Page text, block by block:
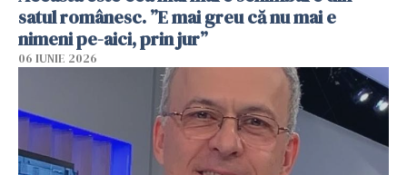
satul românesc. ”E mai greu că nu mai e
nimeni pe-aici, prin jur”
06 IUNIE 2026